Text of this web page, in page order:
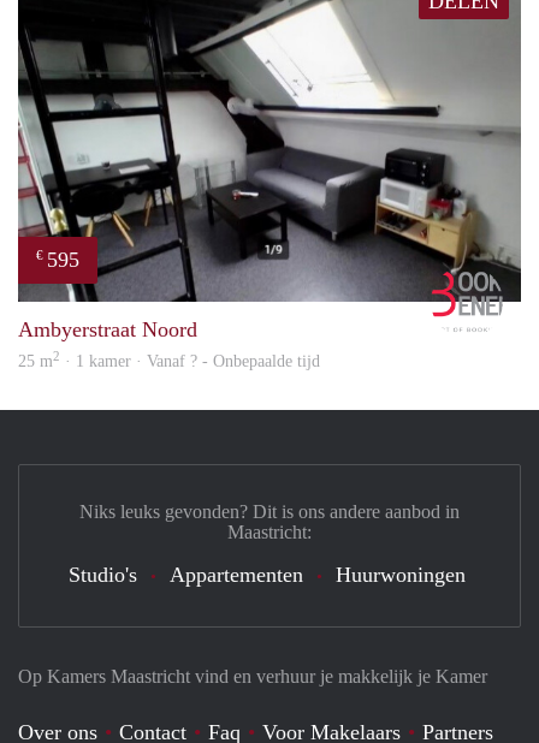
€ 595
Ambyerstraat Noord
25 m2 · 1 kamer · Vanaf ? - Onbepaalde tijd
Op Kamers Maastricht vind en verhuur je makkelijk je Kamer
Over ons Contact Faq Voor Makelaars Partners
Niks leuks gevonden? Dit is ons andere aanbod in
Maastricht:
Studio's Appartementen Huurwoningen